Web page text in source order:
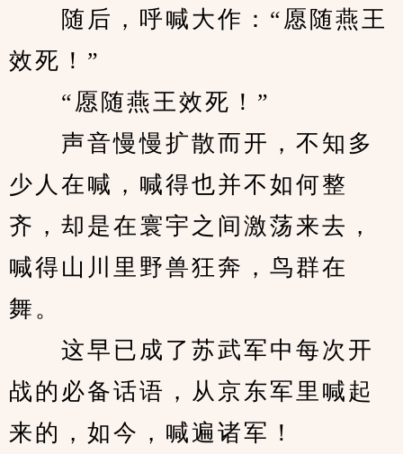
随后，呼喊大作：“愿随燕王
效死！”
“愿随燕王效死！”
声音慢慢扩散而开，不知多
少人在喊，喊得也并不如何整
齐，却是在寰宇之间激荡来去，
喊得山川里野兽狂奔，鸟群在
舞。
这早已成了苏武军中每次开
战的必备话语，从京东军里喊起
来的，如今，喊遍诸军！